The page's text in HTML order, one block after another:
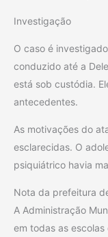
Investigação
O caso é
conduzido até a
está sob custódia.
antecedentes.
As motivações do
esclarecidas. O
psiquiátrico havia
Nota da prefeitura
A Administração
em todas as